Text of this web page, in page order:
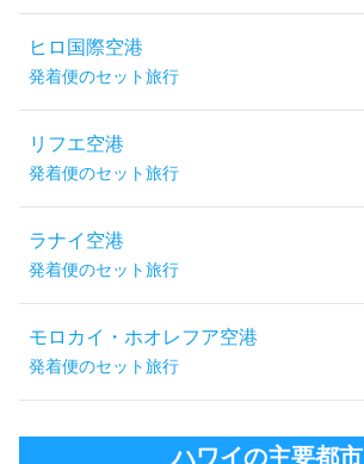
ヒロ国際空港
発着便のセット旅行
リフエ空港
発着便のセット旅行
ラナイ空港
発着便のセット旅行
モロカイ・ホオレフア空港
発着便のセット旅行
ハワイの主要都市